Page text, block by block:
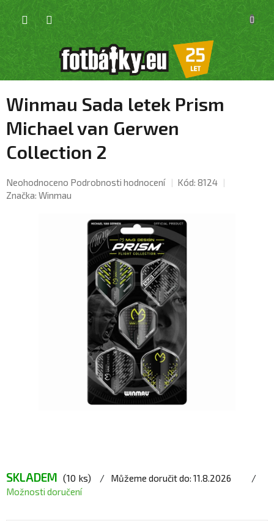
Přejít
obsah
KOŠÍK
Winmau Sada letek Prism
Michael van Gerwen
Collection 2
Průměrné
hodnocení
Neohodnoceno Podrobnosti hodnocení Kód: 8124
Značka: Winmau
SKLADEM (10 ks) Můžeme doručit do: 11.8.2026
Možnosti doručení